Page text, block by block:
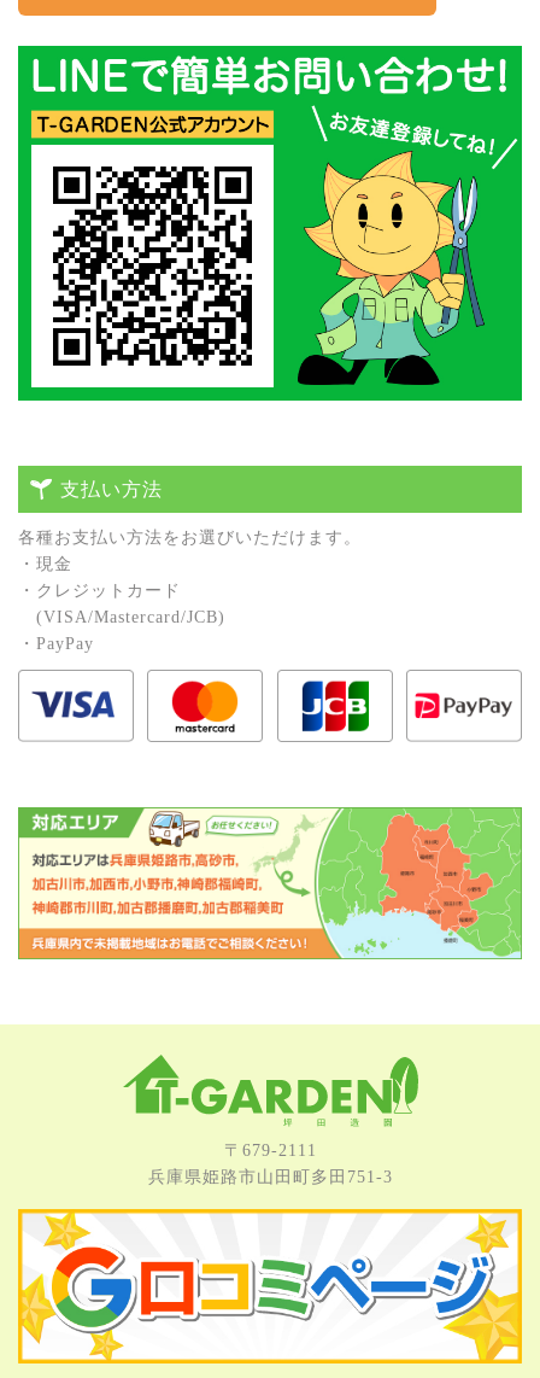
支払い方法
各種お⽀払い⽅法をお選びいただけます。
・現⾦
・クレジットカード
(VISA/Mastercard/JCB)
・PayPay
〒679-2111
兵庫県姫路市⼭⽥町多⽥751-3